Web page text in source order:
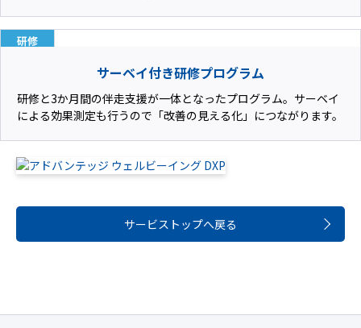
研修
サーベイ付き研修プログラム
研修と3か月間の伴走支援が一体となったプログラム。サーベイ
による効果測定も行うので「改善の見える化」につながります。
サービストップへ戻る